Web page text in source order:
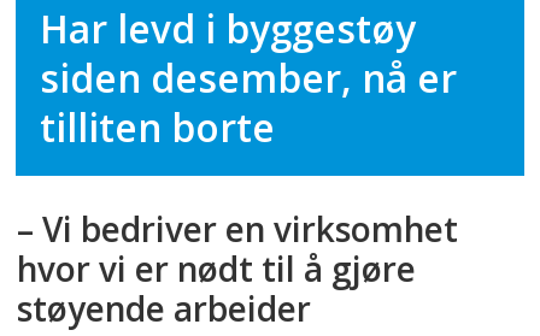
Har levd i byggestøy
siden desember, nå er
tilliten borte
– Vi bedriver en virksomhet
hvor vi er nødt til å gjøre
støyende arbeider